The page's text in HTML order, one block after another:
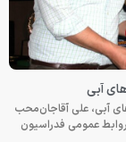
آبی
علی آقاجان‌محب
عمومی فدراسیون